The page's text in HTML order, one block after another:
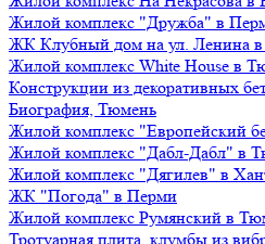
Жилой комплекс "Дружба" в
ЖК Клубный дом на ул. Ленина в
Жилой комплекс White House в
Конструкции из декоративных
Биография, Тюмень
Жилой комплекс "Европейский
Жилой комплекс "Дабл-Дабл" в
Жилой комплекс "Дягилев" в
ЖК "Погода" в Перми
Жилой комплекс Румянский в
Тротуарная плита, клумбы из